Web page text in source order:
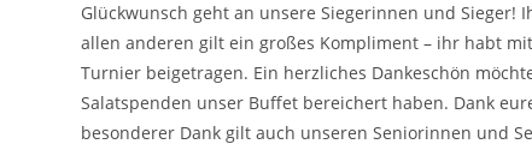
Glückwunsch geht an unsere Siegerinnen und
allen anderen gilt ein großes Kompliment – ihr habt
Turnier beigetragen. Ein herzliches Dankeschön
Salatspenden unser Buffet bereichert haben. Dank
besonderer Dank gilt auch unseren Seniorinnen und